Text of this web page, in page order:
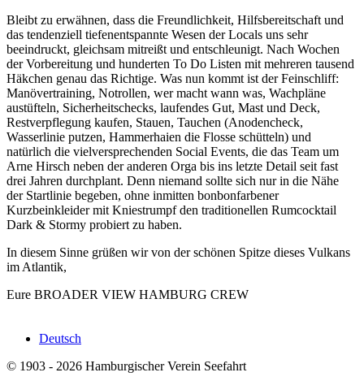
Bleibt zu erwähnen, dass die Freundlichkeit, Hilfsbereitschaft und
das tendenziell tiefenentspannte Wesen der Locals uns sehr
beeindruckt, gleichsam mitreißt und entschleunigt. Nach Wochen
der Vorbereitung und hunderten To Do Listen mit mehreren tausend
Häkchen genau das Richtige. Was nun kommt ist der Feinschliff:
Manövertraining, Notrollen, wer macht wann was, Wachpläne
austüfteln, Sicherheitschecks, laufendes Gut, Mast und Deck,
Restverpflegung kaufen, Stauen, Tauchen (Anodencheck,
Wasserlinie putzen, Hammerhaien die Flosse schütteln) und
natürlich die vielversprechenden Social Events, die das Team um
Arne Hirsch neben der anderen Orga bis ins letzte Detail seit fast
drei Jahren durchplant. Denn niemand sollte sich nur in die Nähe
der Startlinie begeben, ohne inmitten bonbonfarbener
Kurzbeinkleider mit Kniestrumpf den traditionellen Rumcocktail
Dark & Stormy probiert zu haben.
In diesem Sinne grüßen wir von der schönen Spitze dieses Vulkans
im Atlantik,
Eure BROADER VIEW HAMBURG CREW
Deutsch
© 1903 - 2026 Hamburgischer Verein Seefahrt